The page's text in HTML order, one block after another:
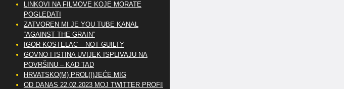
LINKOVI NA FILMOVE KOJE MORATE
POGLEDATI
ZATVOREN MI JE YOU TUBE KANAL
“AGAINST THE GRAIN”
IGOR KOSTELAC – NOT GUILTY
GOVNO I ISTINA UVIJEK ISPLIVAJU NA
POVRŠINU – KAD TAD
HRVATSKO(M) PROL(I)JEĆE MIG
OD DANAS 22.02.2023 MOJ TWITTER PROFIL